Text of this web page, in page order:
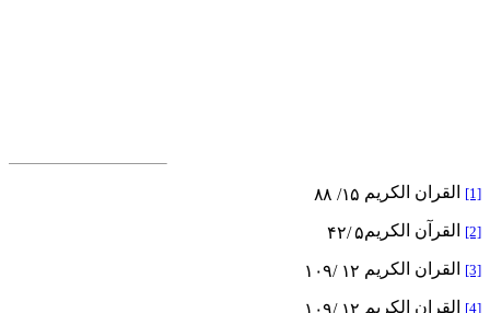
[1] القران الکریم ۱۵/ ۸۸
[2] القرآن الکریم۵ /۴۲
[3] القران الکریم ۱۲ /۱۰۹
[4] القران الکریم